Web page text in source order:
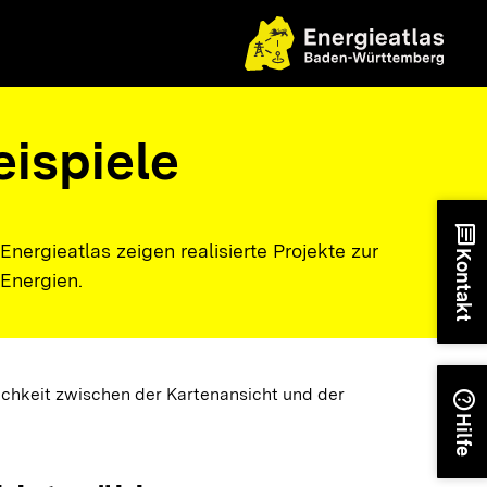
zeigen realisierte Projekte zur
zwischen der Kartenansicht und der
chat
Kontakt
help
Hilfe